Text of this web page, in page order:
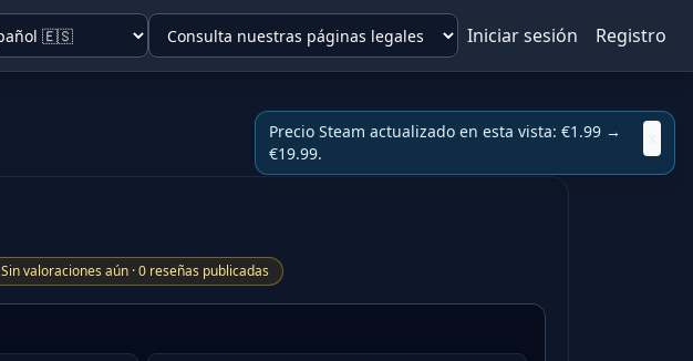
Iniciar sesión Registro
Sin valoraciones aún ·0 reseñas publicadas